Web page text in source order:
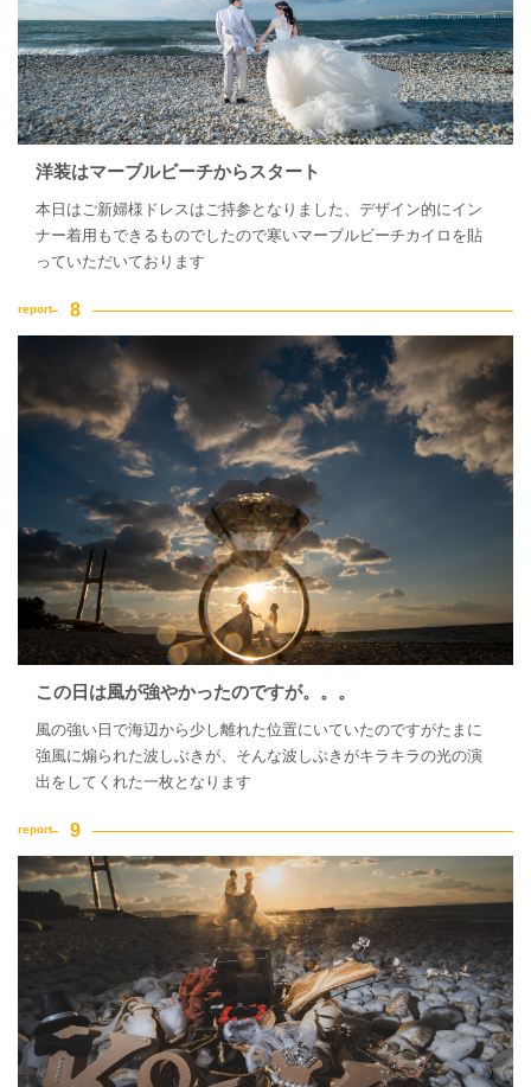
洋装はマーブルビーチからスタート
本日はご新婦様ドレスはご持参となりました、デザイン的にイン
ナー着用もできるものでしたので寒いマーブルビーチカイロを貼
っていただいております
この日は風が強やかったのですが。。。
風の強い日で海辺から少し離れた位置にいていたのですがたまに
強風に煽られた波しぶきが、そんな波しぶきがキラキラの光の演
出をしてくれた一枚となります